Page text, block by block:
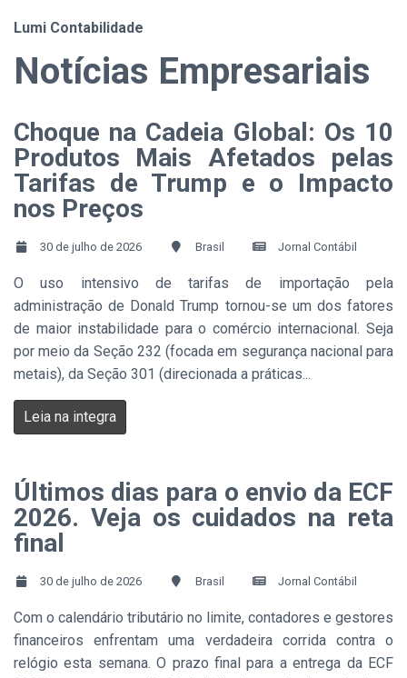
Lumi Contabilidade
Notícias Empresariais
Choque na Cadeia Global: Os 10
Produtos Mais Afetados pelas
Tarifas de Trump e o Impacto
nos Preços
30 de julho de 2026 Brasil Jornal Contábil
O uso intensivo de tarifas de importação pela
administração de Donald Trump tornou-se um dos fatores
de maior instabilidade para o comércio internacional. Seja
por meio da Seção 232 (focada em segurança nacional para
metais), da Seção 301 (direcionada a práticas...
Leia na integra
Últimos dias para o envio da ECF
2026. Veja os cuidados na reta
final
30 de julho de 2026 Brasil Jornal Contábil
Com o calendário tributário no limite, contadores e gestores
financeiros enfrentam uma verdadeira corrida contra o
relógio esta semana. O prazo final para a entrega da ECF